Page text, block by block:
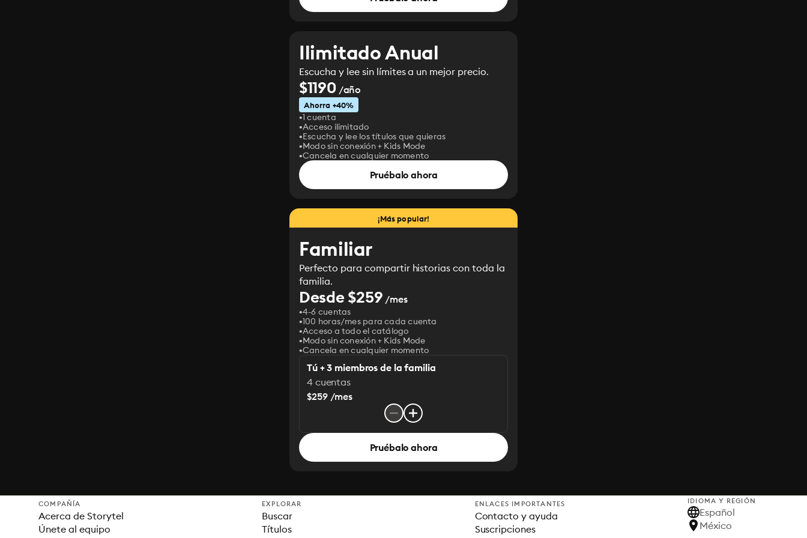
Ilimitado Anual
Escucha y lee sin límites a un mejor precio.
$1190 /año
Ahorra +40%
1 cuenta
Acceso ilimitado
Escucha y lee los títulos que quieras
Modo sin conexión + Kids Mode
Cancela en cualquier momento
Pruébalo ahora
¡Más popular!
Familiar
Perfecto para compartir historias con toda la
familia.
Desde $259 /mes
4-6 cuentas
100 horas/mes para cada cuenta
Acceso a todo el catálogo
Modo sin conexión + Kids Mode
Cancela en cualquier momento
Tú + 3 miembros de la familia
4 cuentas
$259 /mes
Pruébalo ahora
COMPAÑÍA
Acerca de Storytel
Únete al equipo
EXPLORAR
Buscar
Títulos
ENLACES IMPORTANTES
Contacto y ayuda
Suscripciones
IDIOMA Y REGIÓN
Español
México